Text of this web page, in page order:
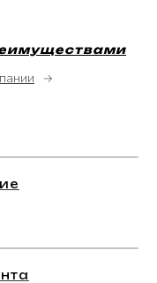
→